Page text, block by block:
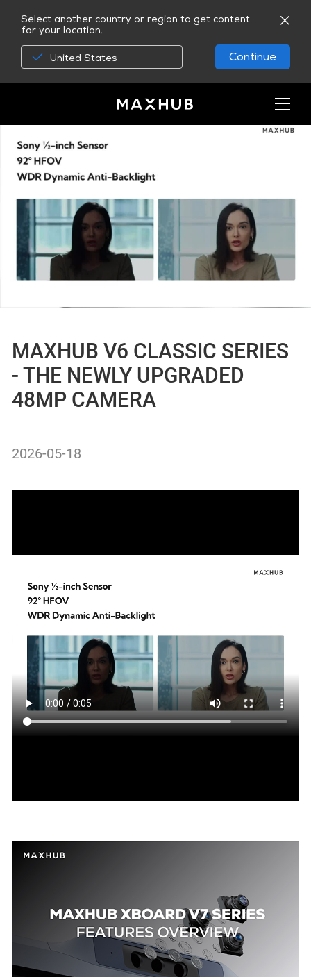
Select another country or region to get content
for your location.
United States Continue
MAXHUB V6 CLASSIC SERIES
- THE NEWLY UPGRADED
48MP CAMERA
2026-05-18